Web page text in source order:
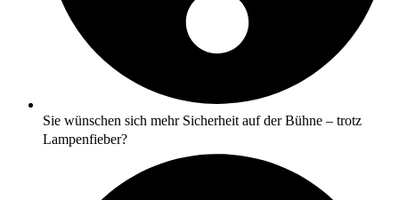
Sie wünschen sich mehr Sicherheit auf der Bühne – trotz
Lampenfieber?